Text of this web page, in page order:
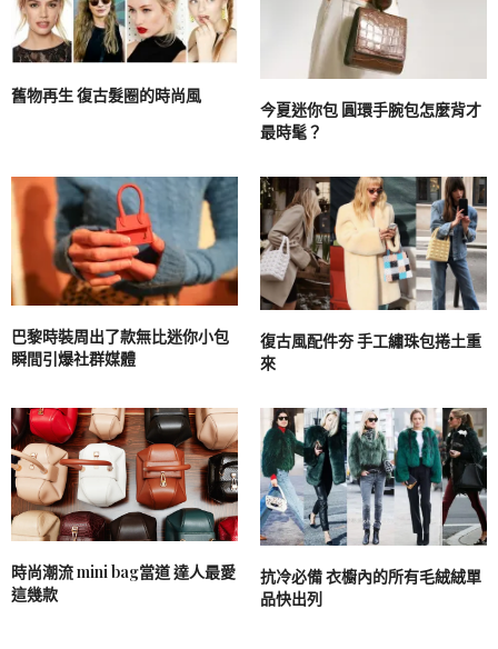
舊物再生 復古髮圈的時尚風
今夏迷你包 圓環手腕包怎麼背才
最時髦？
巴黎時裝周出了款無比迷你小包
瞬間引爆社群媒體
復古風配件夯 手工繡珠包捲土重
來
時尚潮流 mini bag當道 達人最愛
這幾款
抗冷必備 衣櫥內的所有毛絨絨單
品快出列